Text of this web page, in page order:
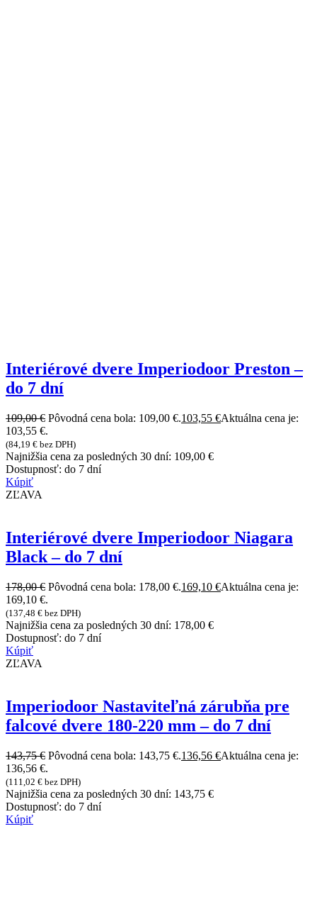
Interiérové dvere Imperiodoor Preston –
do 7 dní
109,00€ Pôvodná cena bola: 109,00 €.103,55 €Aktuálna cena je:
103,55 €.
(84,19 € bez DPH)
Najnižšia cena za posledných 30 dní: 109,00 €
Dostupnosť: do 7 dní
Kúpiť
ZĽAVA
Interiérové dvere Imperiodoor Niagara
Black – do 7 dní
178,00€ Pôvodná cena bola: 178,00 €.169,10 €Aktuálna cena je:
169,10 €.
(137,48 € bez DPH)
Najnižšia cena za posledných 30 dní: 178,00 €
Dostupnosť: do 7 dní
Kúpiť
ZĽAVA
Imperiodoor Nastaviteľná zárubňa pre
falcové dvere 180-220 mm – do 7 dní
143,75€ Pôvodná cena bola: 143,75 €.136,56 €Aktuálna cena je:
136,56 €.
(111,02 € bez DPH)
Najnižšia cena za posledných 30 dní: 143,75 €
Dostupnosť: do 7 dní
Kúpiť